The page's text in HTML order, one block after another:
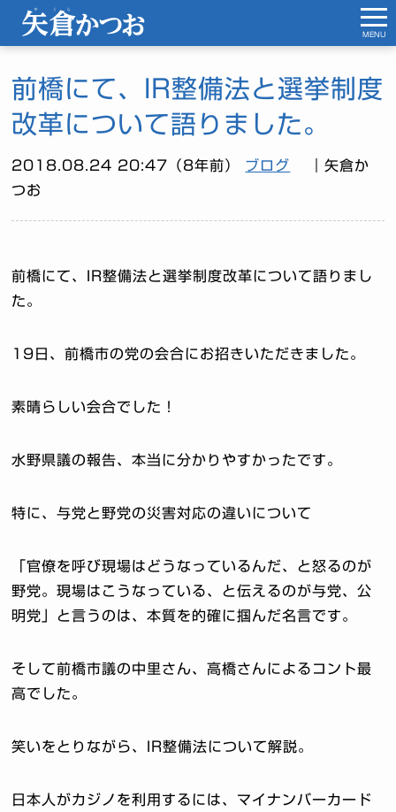
前橋にて、IR整備法と選挙制度
改革について語りました。
2018.08.24 20:47（8年前） ブログ
｜矢倉か
つお
前橋にて、IR整備法と選挙制度改革について語りまし
た。
19日、前橋市の党の会合にお招きいただきました。
素晴らしい会合でした！
水野県議の報告、本当に分かりやすかったです。
特に、与党と野党の災害対応の違いについて
「官僚を呼び現場はどうなっているんだ、と怒るのが
野党。現場はこうなっている、と伝えるのが与党、公
明党」と言うのは、本質を的確に掴んだ名言です。
そして前橋市議の中里さん、高橋さんによるコント最
高でした。
笑いをとりながら、IR整備法について解説。
日本人がカジノを利用するには、マイナンバーカード
MENU